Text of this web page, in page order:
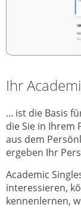
Ihr
... ist die Basis
die Sie in Ihrem
aus dem
ergeben Ihr
Academic
interessieren,
kennenlernen,